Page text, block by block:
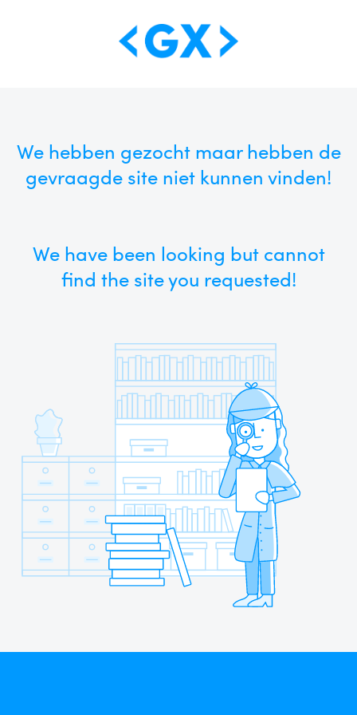
We hebben gezocht maar hebben de
gevraagde site niet kunnen vinden!
We have been looking but cannot
find the site you requested!